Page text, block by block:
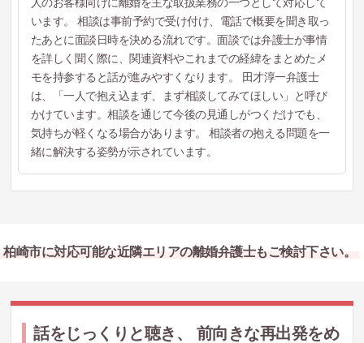
人のお客様向けに離婚を主な取扱業務の一つとして対応して
います。 相談は事前予約で受け付け、電話で概要を聞き取っ
たあとに面談日時を決める流れです。面談では弁護士が事情
を詳しく聞く際に、関連資料やこれまでの経緯をまとめたメ
モを持参すると話が進みやすくなります。 田才淳一弁護士
は、「一人で抱え込まず、まず相談してみてほしい」と呼び
かけています。相談を通じて今後の見通しがつくだけでも、
気持ちが軽くなる場合があります。 相談者の抱える問題を一
緒に解決する姿勢が示されています。
柏崎市に対応可能な近隣エリアの離婚弁護士もご検討下さい。
話をじっくりと聴き、 前向きな再出発をめ